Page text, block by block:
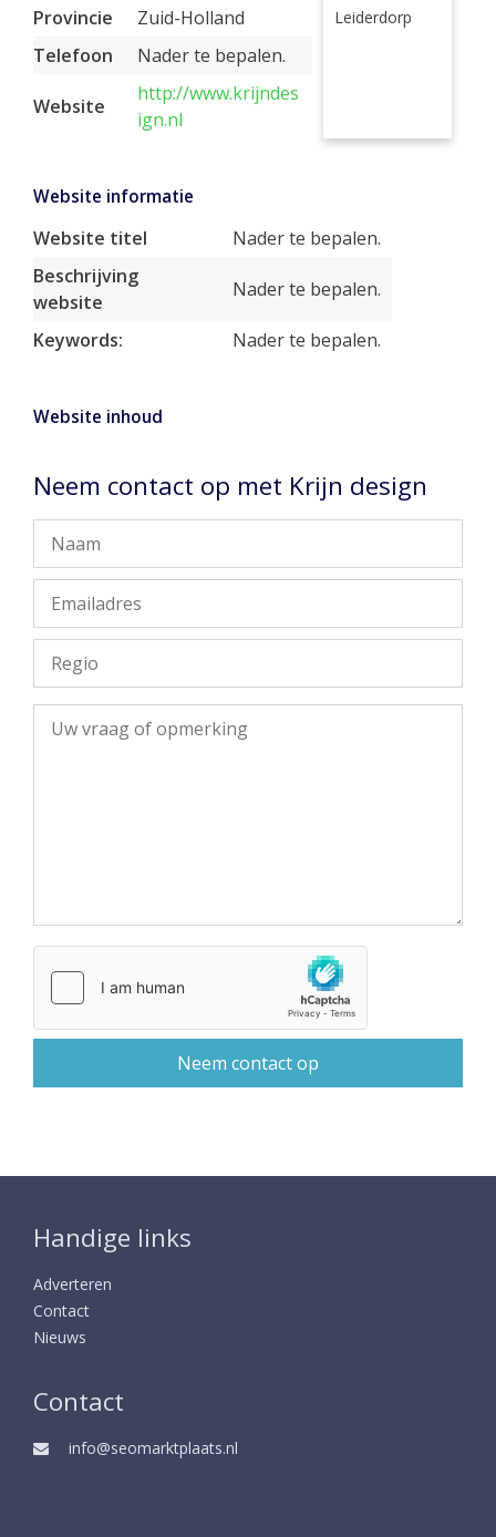
Provincie
Zuid-Holland
Telefoon
Nader te bepalen.
Website
http://www.krijndes
ign.nl
Leiderdorp
Website informatie
Website titel
Nader te bepalen.
Beschrijving
website
Nader te bepalen.
Keywords: Nader te bepalen.
Website inhoud
Neem contact op met Krijn design
Handige links
Adverteren
Contact
Nieuws
Contact
info@seomarktplaats.nl